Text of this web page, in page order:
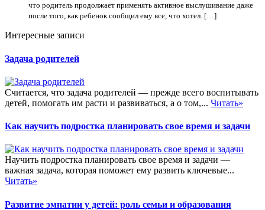
что родитель продолжает применять активное выслушивание даже
после того, как ребенок сообщил ему все, что хотел. […]
Интересные записи
Задача родителей
Считается, что задача родителей — прежде всего воспитывать
детей, помогать им расти и развиваться, а о том,... Читать»
Как научить подростка планировать свое время и задачи
Научить подростка планировать свое время и задачи —
важная задача, которая поможет ему развить ключевые...
Читать»
Развитие эмпатии у детей: роль семьи и образования